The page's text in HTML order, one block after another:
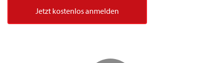
Jetzt kostenlos anmelden